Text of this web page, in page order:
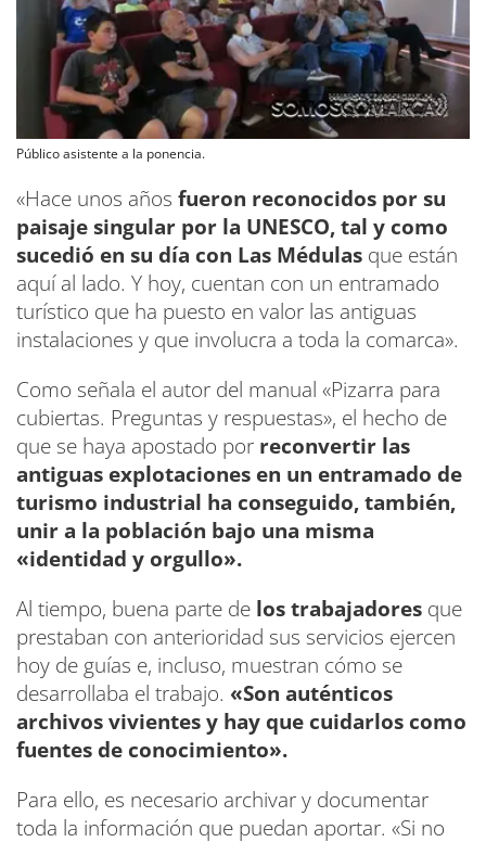
Público asistente a la ponencia.
«Hace unos años fueron reconocidos por su
paisaje singular por la UNESCO, tal y como
sucedió en su día con Las Médulas que están
aquí al lado. Y hoy, cuentan con un entramado
turístico que ha puesto en valor las antiguas
instalaciones y que involucra a toda la comarca».
Como señala el autor del manual «Pizarra para
cubiertas. Preguntas y respuestas», el hecho de
que se haya apostado por reconvertir las
antiguas explotaciones en un entramado de
turismo industrial ha conseguido, también,
unir a la población bajo una misma
«identidad y orgullo».
Al tiempo, buena parte de los trabajadores que
prestaban con anterioridad sus servicios ejercen
hoy de guías e, incluso, muestran cómo se
desarrollaba el trabajo. «Son auténticos
archivos vivientes y hay que cuidarlos como
fuentes de conocimiento».
Para ello, es necesario archivar y documentar
toda la información que puedan aportar. «Si no